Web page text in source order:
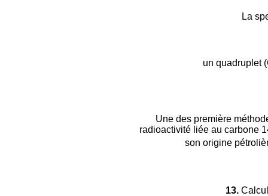
La
un quadruplet
Une des première
radioactivité liée au carbone
son origine
13.